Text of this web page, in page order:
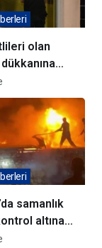
olan
kaçtılar
samanlık
altına